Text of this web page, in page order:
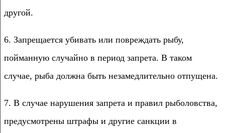
другой.
6. Запрещается убивать или повреждать рыбу,
пойманную случайно в период запрета. В таком
случае, рыба должна быть незамедлительно отпущена.
7. В случае нарушения запрета и правил рыболовства,
предусмотрены штрафы и другие санкции в